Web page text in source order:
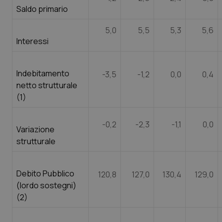
Saldo primario
Interessi
5,0 5,5 5,3 5,6
Indebitamento
netto strutturale
(1)
-3,5 -1,2 0,0 0,4
Variazione
strutturale
-0,2 -2,3 -1,1 0,0
Debito Pubblico
(lordo sostegni)
(2)
120,8 127,0 130,4 129,0